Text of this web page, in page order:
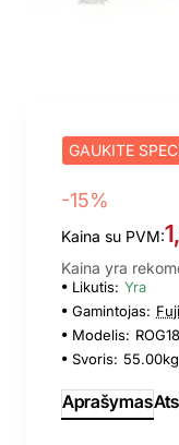
GAUKITE
-15%
Kaina su PVM:
Kaina yra
Likutis: Yra
Gamintojas:
Modelis:
Svoris: 55.00kg
Aprašymas